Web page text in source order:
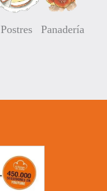
Postres Panadería